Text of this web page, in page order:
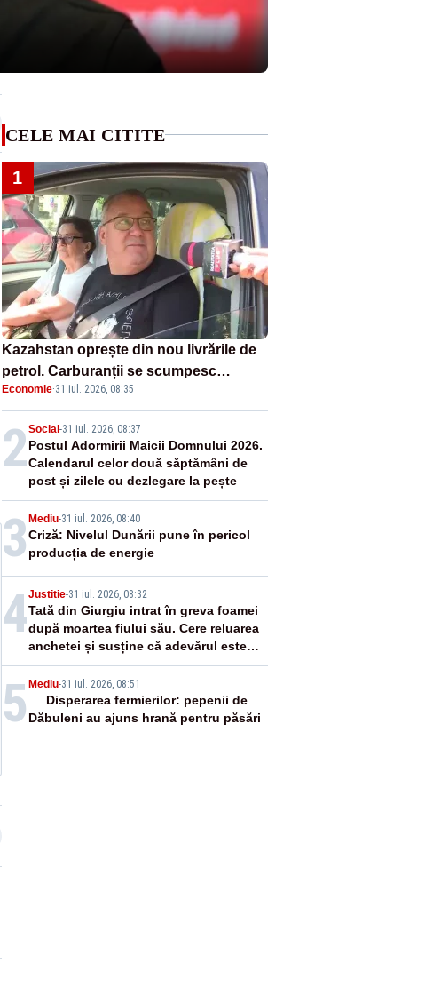
CELE MAI CITITE
1
Kazahstan oprește din nou livrările de
petrol. Carburanții se scumpesc
accelerat, iar românii plătesc nota de
plată
Economie·31 iul. 2026, 08:35
2Social-31 iul. 2026, 08:37
Postul Adormirii Maicii Domnului 2026.
Calendarul celor două săptămâni de
post și zilele cu dezlegare la pește
3 Mediu-31 iul. 2026, 08:40
Criză: Nivelul Dunării pune în pericol
producția de energie
4Justitie-31 iul. 2026, 08:32
Tată din Giurgiu intrat în greva foamei
după moartea fiului său. Cere reluarea
anchetei și susține că adevărul este
ascuns
5 Mediu-31 iul. 2026, 08:51
Disperarea fermierilor: pepenii de
Dăbuleni au ajuns hrană pentru păsări